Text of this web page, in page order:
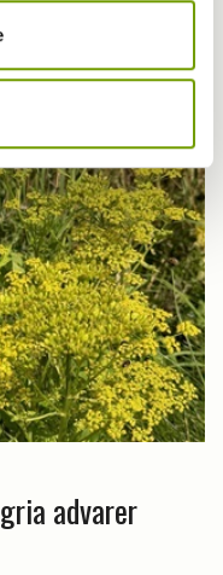
BH-titel
advarer